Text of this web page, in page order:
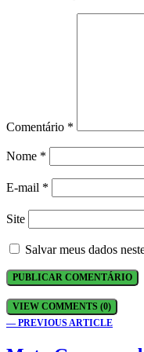
Comentário *
Nome *
E-mail *
Site
Salvar meus dados
VIEW COMMENTS (0)
— PREVIOUS ARTICLE